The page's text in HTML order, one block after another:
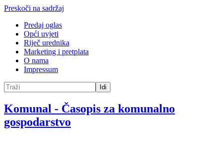
Preskoči na sadržaj
Predaj oglas
Opći uvjeti
Riječ urednika
Marketing i pretplata
O nama
Impressum
Idi
Komunal - Časopis za komunalno
gospodarstvo